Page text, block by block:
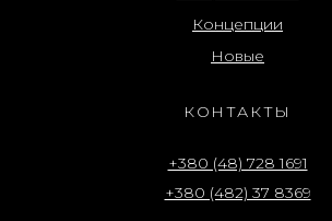
Концепции
Новые
КОНТАКТЫ
+380 (48) 728 1691
+380 (482) 37 8369